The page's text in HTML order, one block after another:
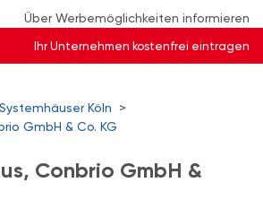
Über Werbemöglichkeiten informieren
Ihr Unternehmen kostenfrei eintragen
Köln
>
GmbH & Co. KG
Conbrio GmbH &